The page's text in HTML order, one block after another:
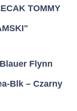
TOMMY
Flynn
Blk – Czarny